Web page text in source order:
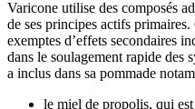
Varicone utilise des composés
de ses principes actifs
exemptes d’effets secondaires
dans le soulagement rapide des
a inclus dans sa pommade
le miel de propolis, qui